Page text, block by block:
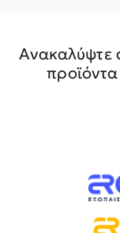
Ανακαλύψτε